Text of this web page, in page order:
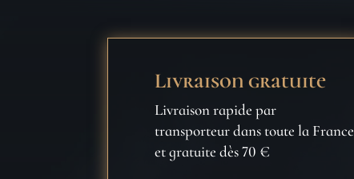
Livraison gratuite
Livraison rapide par
transporteur dans toute la France
et gratuite dès 70 €